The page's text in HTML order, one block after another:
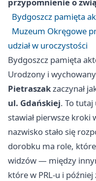
Bydgoszcz pamięta
Muzeum Okręgowe
udział w uroczystości
Bydgoszcz pamięta
Urodzony i
Pietraszakzaczynał
ul. Gdańskiej. To tutaj
stawiał pierwsze
nazwisko stało się
dorobku ma role,
widzów — między
które w PRL-u i